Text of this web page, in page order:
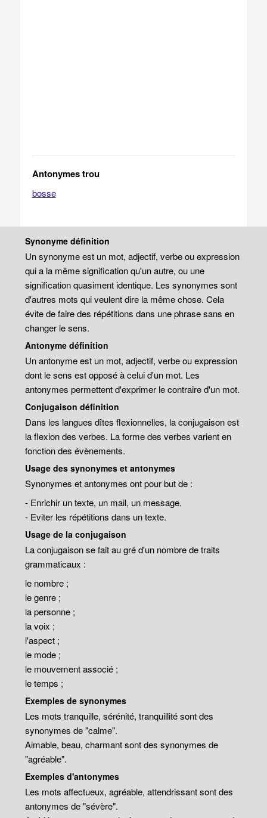
Antonymes trou
bosse
Synonyme définition
Un synonyme est un mot, adjectif, verbe ou expression
qui a la même signification qu'un autre, ou une
signification quasiment identique. Les synonymes sont
d'autres mots qui veulent dire la même chose. Cela
évite de faire des répétitions dans une phrase sans en
changer le sens.
Antonyme définition
Un antonyme est un mot, adjectif, verbe ou expression
dont le sens est opposé à celui d'un mot. Les
antonymes permettent d'exprimer le contraire d'un mot.
Conjugaison définition
Dans les langues dîtes flexionnelles, la conjugaison est
la flexion des verbes. La forme des verbes varient en
fonction des évènements.
Usage des synonymes et antonymes
Synonymes et antonymes ont pour but de :
- Enrichir un texte, un mail, un message.
- Eviter les répétitions dans un texte.
Usage de la conjugaison
La conjugaison se fait au gré d'un nombre de traits
grammaticaux :
le nombre ;
le genre ;
la personne ;
la voix ;
l'aspect ;
le mode ;
le mouvement associé ;
le temps ;
Exemples de synonymes
Les mots tranquille, sérénité, tranquillité sont des
synonymes de "calme".
Aimable, beau, charmant sont des synonymes de
"agréable".
Exemples d'antonymes
Les mots affectueux, agréable, attendrissant sont des
antonymes de "sévère".